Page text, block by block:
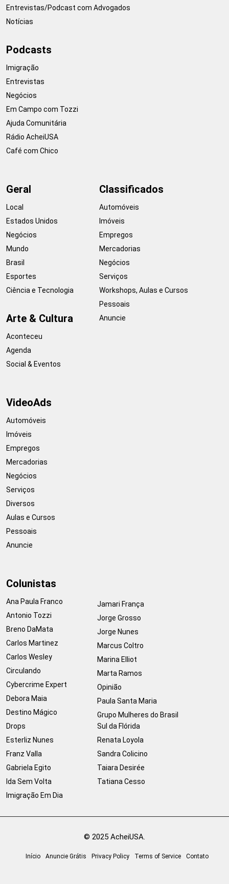
Entrevistas/Podcast com Advogados
Notícias
Podcasts
Imigração
Entrevistas
Negócios
Em Campo com Tozzi
Ajuda Comunitária
Rádio AcheiUSA
Café com Chico
Geral
Local
Estados Unidos
Negócios
Mundo
Brasil
Esportes
Ciência e Tecnologia
Arte & Cultura
Aconteceu
Agenda
Social & Eventos
Classificados
Automóveis
Imóveis
Empregos
Mercadorias
Negócios
Serviços
Workshops, Aulas e Cursos
Pessoais
Anuncie
VideoAds
Automóveis
Imóveis
Empregos
Mercadorias
Negócios
Serviços
Diversos
Aulas e Cursos
Pessoais
Anuncie
Colunistas
Ana Paula Franco
Antonio Tozzi
Breno DaMata
Carlos Martinez
Carlos Wesley
Circulando
Cybercrime Expert
Debora Maia
Destino Mágico
Drops
Esterliz Nunes
Franz Valla
Gabriela Egito
Ida Sem Volta
Imigração Em Dia
Jamari França
Jorge Grosso
Jorge Nunes
Marcus Coltro
Marina Elliot
Marta Ramos
Opinião
Paula Santa Maria
Grupo Mulheres do Brasil
Sul da Flórida
Renata Loyola
Sandra Colicino
Taiara Desirée
Tatiana Cesso
© 2025 AcheiUSA.
Início Anuncie Grátis Privacy Policy Terms of Service Contato